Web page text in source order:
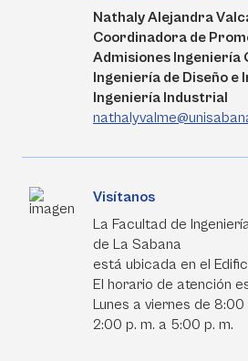
Nathaly Alejandra
Coordinadora de
Admisiones Ingeniería
Ingeniería de Diseño e
Ingeniería Industrial
Visítanos
La Facultad de
de La Sabana
está ubicada en el
El horario de atención
Lunes a viernes de 8:00
2:00 p. m. a 5:00 p. m.